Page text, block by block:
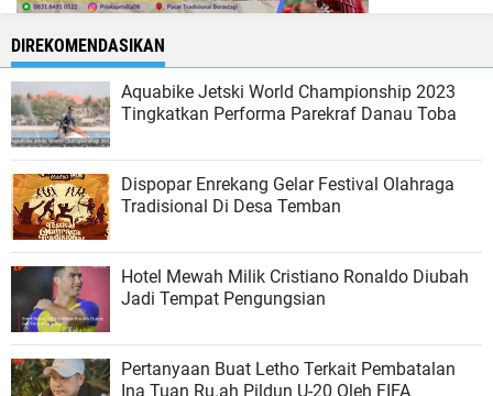
DIREKOMENDASIKAN
Aquabike Jetski World Championship 2023
Tingkatkan Performa Parekraf Danau Toba
Dispopar Enrekang Gelar Festival Olahraga
Tradisional Di Desa Temban
Hotel Mewah Milik Cristiano Ronaldo Diubah
Jadi Tempat Pengungsian
Pertanyaan Buat Letho Terkait Pembatalan
Ina Tuan Ru.ah Pildun U-20 Oleh FIFA